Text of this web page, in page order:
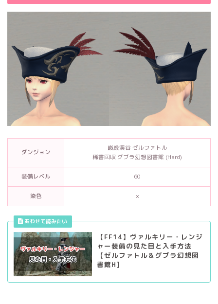
ダンジョン
峻厳渓谷 ゼルファトル
稀書回収 グブラ幻想図書館 (Hard)
装備レベル 60
染色 ×
【FF14】ヴァルキリー・レンジ
ャー装備の見た目と入手方法
【ゼルファトル＆グブラ幻想図
書館H】